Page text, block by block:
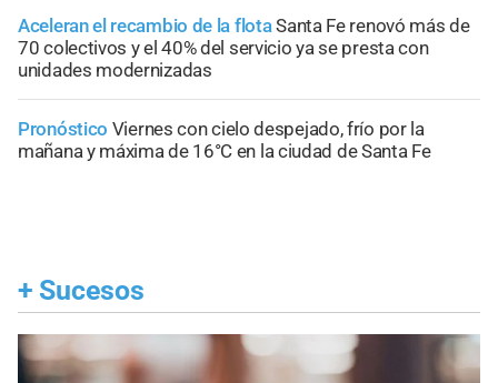
Aceleran el recambio de la flotaSanta Fe renovó más de
70 colectivos y el 40% del servicio ya se presta con
unidades modernizadas
Pronóstico Viernes con cielo despejado, frío por la
mañana y máxima de 16°C en la ciudad de Santa Fe
+ Sucesos